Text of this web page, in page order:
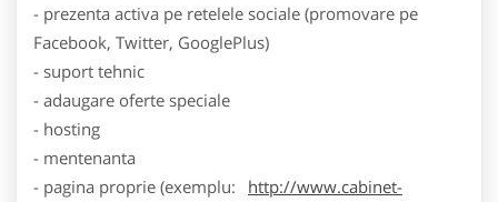
- prezenta activa pe retelele sociale (promovare pe
Facebook, Twitter, GooglePlus)
- suport tehnic
- adaugare oferte speciale
- hosting
- mentenanta
- pagina proprie (exemplu:
http://www.cabinet-